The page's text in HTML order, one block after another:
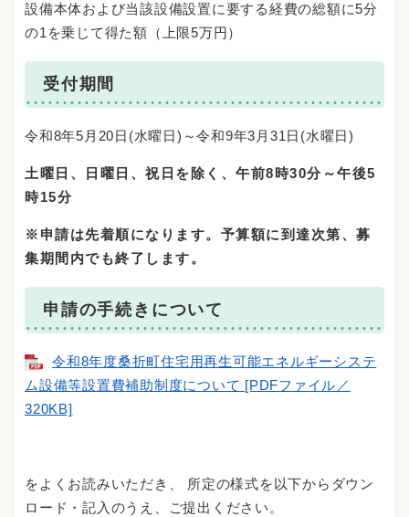
設備本体および当該設備設置に要する経費の総額に5分
の1を乗じて得た額（上限5万円）
受付期間
令和8年5月20日(水曜日)～令和9年3月31日(水曜日)
土曜日、日曜日、祝日を除く、午前8時30分～午後5
時15分
※申請は先着順になります。予算額に到達次第、募
集期間内でも終了します。
申請の手続きについて
令和8年度桑折町住宅用再生可能エネルギーシステ
ム設備等設置費補助制度について [PDFファイル／
320KB]
をよくお読みいただき、 所定の様式を以下からダウン
ロード・記入のうえ、ご提出ください。